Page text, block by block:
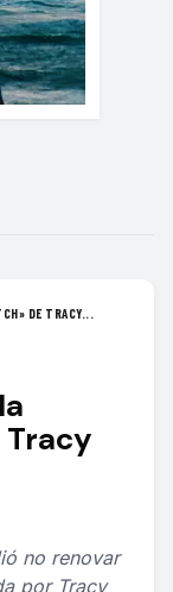
DE TRACY...
no renovar
por Tracy